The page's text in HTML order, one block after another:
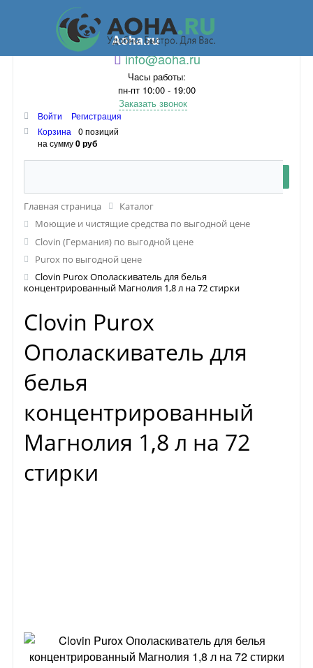
Aoha.ru
info@aoha.ru
Часы работы:
пн-пт 10:00 - 19:00
Заказать звонок
Войти
Регистрация
Корзина
0 позиций
на сумму0 руб
Главная страница
Каталог
Моющие и чистящие средства по выгодной цене
Clovin (Германия) по выгодной цене
Purox по выгодной цене
Clovin Purox Ополаскиватель для белья
концентрированный Магнолия 1,8 л на 72 стирки
Clovin Purox
Ополаскиватель для
белья
концентрированный
Магнолия 1,8 л на 72
стирки